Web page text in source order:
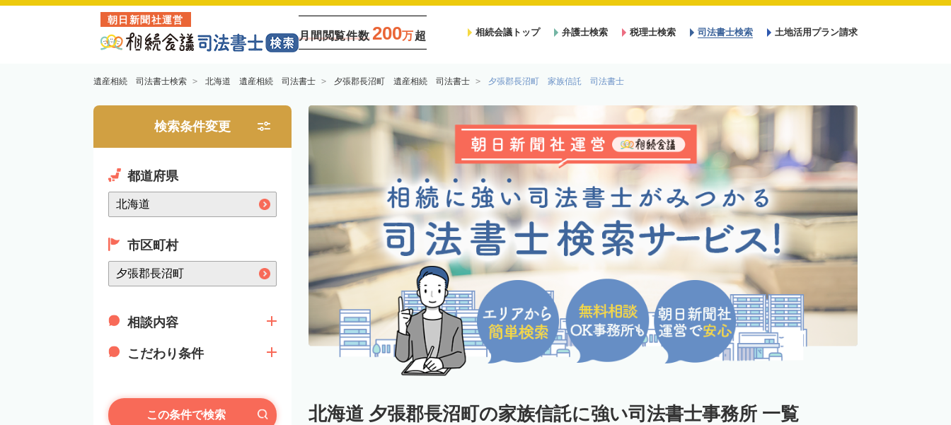
朝日新聞社運営
月間閲覧件数 200万超 相続会議トップ 弁護士検索 税理士検索 司法書士検索 土地活用プラン請求
遺産相続 司法書士検索 北海道 遺産相続 司法書士 夕張郡長沼町 遺産相続 司法書士 夕張郡長沼町 家族信託 司法書士
検索条件変更
都道府県
市区町村
相談内容
こだわり条件
この条件で検索 北海道 夕張郡長沼町の家族信託に強い司法書士事務所 一覧